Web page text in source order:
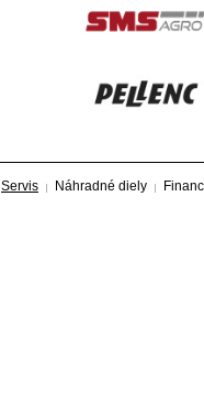
Servis Náhradné diely